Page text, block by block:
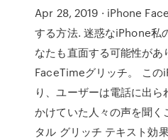
Apr 28, 2019 · iPhone
する方法. 迷惑なiPhone私
なたも直面する可能性が
FaceTimeグリッチ。 この
り、ユーザーは電話に出
かけていた人々の声を聞く
タル グリッチ テキスト効